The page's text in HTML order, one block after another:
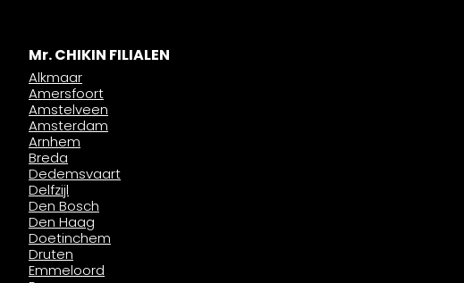
Mr. CHIKIN FILIALEN
Alkmaar
Amersfoort
Amstelveen
Amsterdam
Arnhem
Breda
Dedemsvaart
Delfzijl
Den Bosch
Den Haag
Doetinchem
Druten
Emmeloord